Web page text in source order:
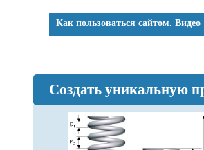
Как пользоваться сайтом. Видео
Создать уникальную